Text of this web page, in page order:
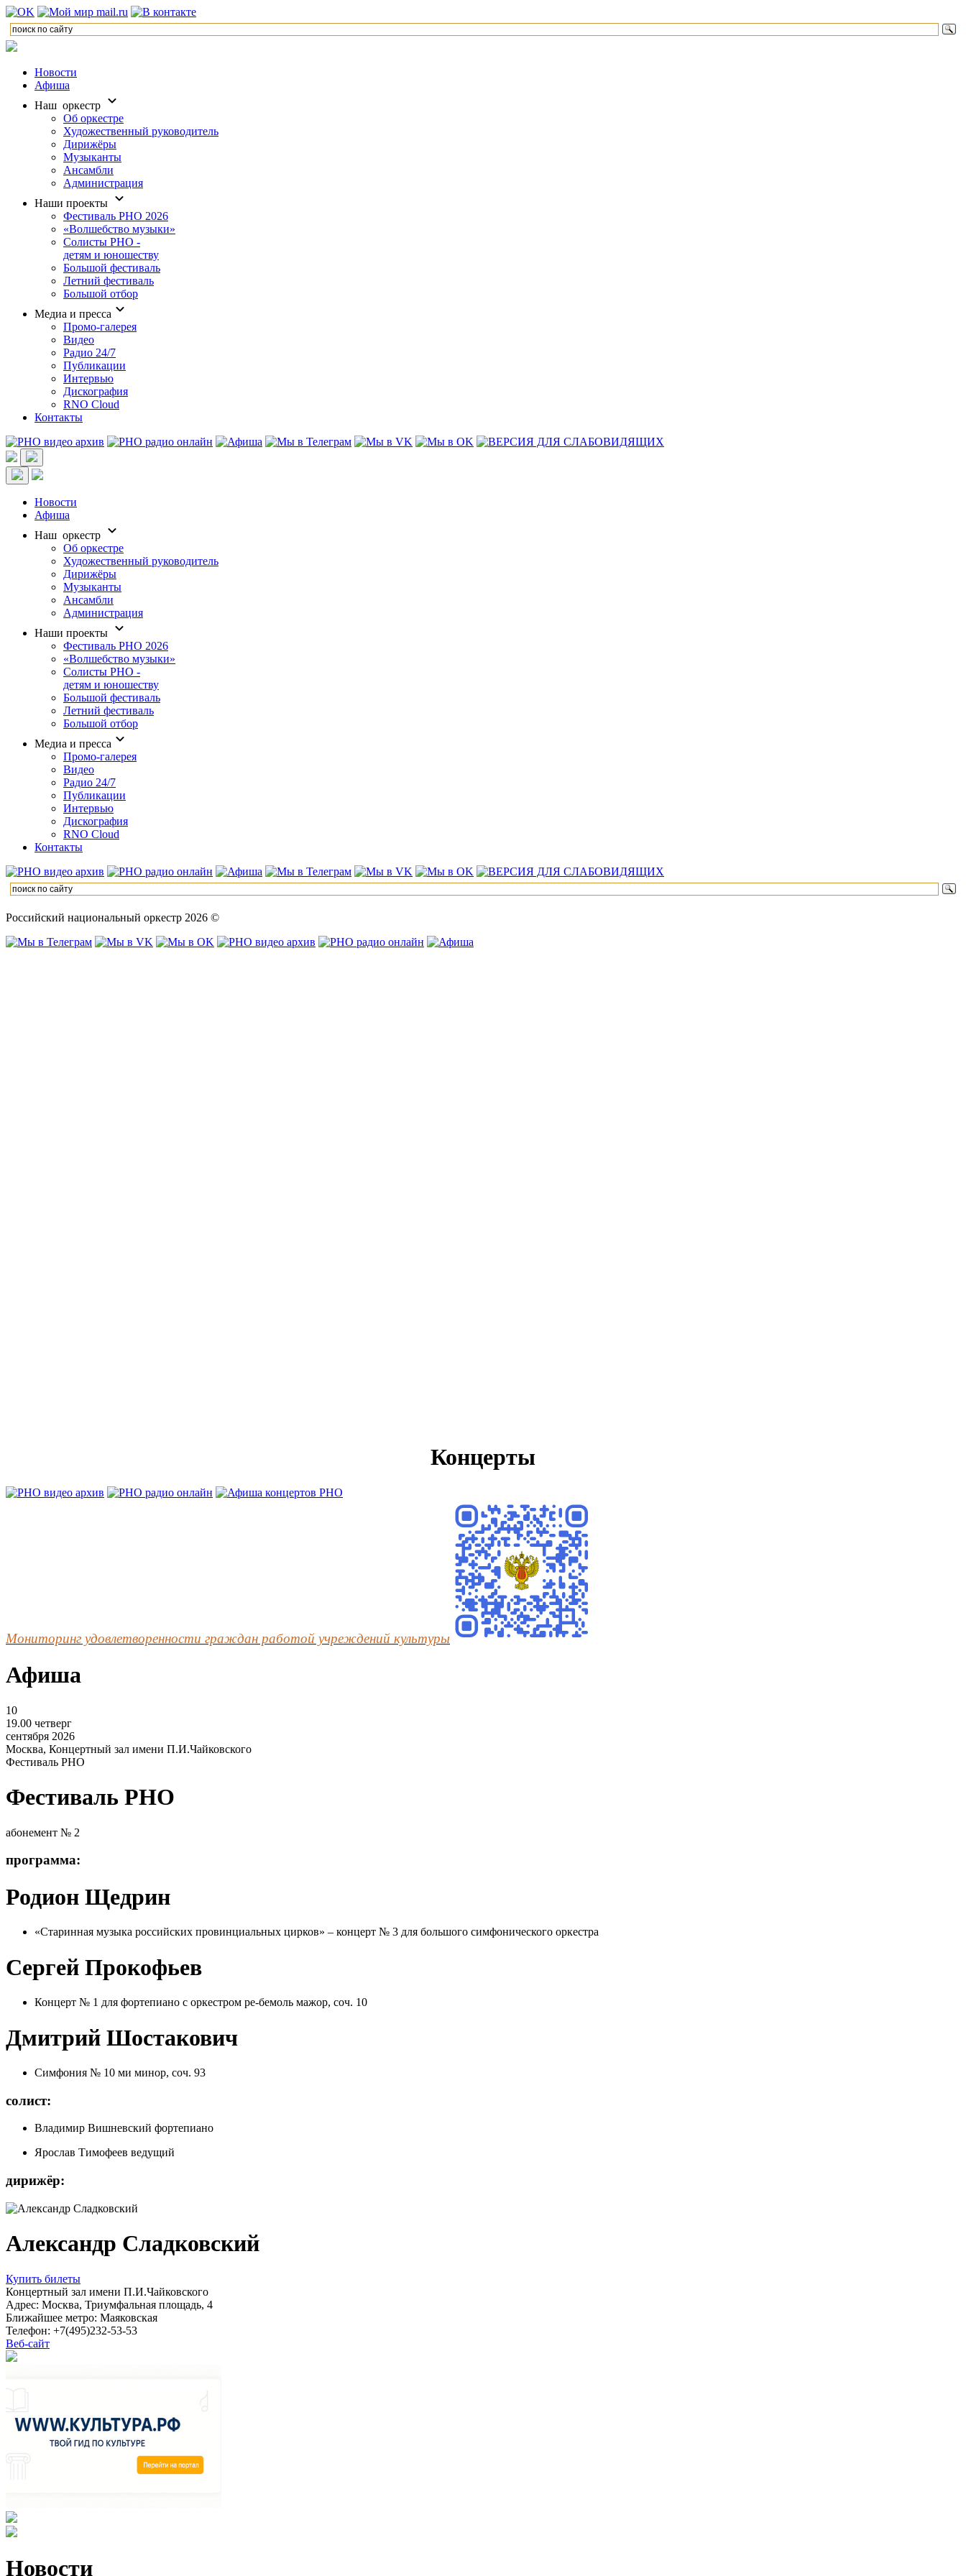
Новости
Афиша
Наш оркестр
Об оркестре
Художественный руководитель
Дирижёры
Музыканты
Ансамбли
Администрация
Наши проекты
Фестиваль РНО 2026
«Волшебство музыки»
Солисты РНО -
детям и юношеству
Большой фестиваль
Летний фестиваль
Большой отбор
Медиа и пресса
Промо-галерея
Видео
Радио 24/7
Публикации
Интервью
Дискография
RNO Cloud
Контакты
Новости
Афиша
Наш оркестр
Об оркестре
Художественный руководитель
Дирижёры
Музыканты
Ансамбли
Администрация
Наши проекты
Фестиваль РНО 2026
«Волшебство музыки»
Солисты РНО -
детям и юношеству
Большой фестиваль
Летний фестиваль
Большой отбор
Медиа и пресса
Промо-галерея
Видео
Радио 24/7
Публикации
Интервью
Дискография
RNO Cloud
Контакты
Российский национальный оркестр 2026 ©
Концерты
Мониторинг удовлетворенности граждан работой учреждений культуры
Афиша
10
19.00 четверг
сентября 2026
Москва, Концертный зал имени П.И.Чайковского
Фестиваль РНО
Фестиваль РНО
абонемент № 2
программа:
Родион Щедрин
«Старинная музыка российских провинциальных цирков» – концерт № 3 для большого симфонического оркестра
Сергей Прокофьев
Концерт № 1 для фортепиано с оркестром ре-бемоль мажор, соч. 10
Дмитрий Шостакович
Симфония № 10 ми минор, соч. 93
солист:
Владимир Вишневский фортепиано
Ярослав Тимофеев ведущий
дирижёр:
Александр Сладковский
Купить билеты
Концертный зал имени П.И.Чайковского
Адрес: Москва, Триумфальная площадь, 4
Ближайшее метро: Маяковская
Телефон: +7(495)232-53-53
Веб-сайт
Новости